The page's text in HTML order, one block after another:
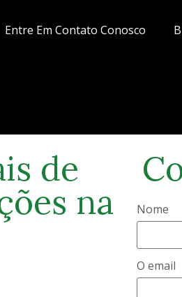
Entre Em Contato Conosco
de
na Nome
O email